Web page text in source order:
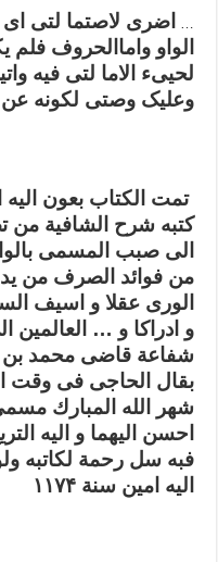
…
اضری لاصتما لتی
الواو واماالحروف فلم
لحيیء الاما لتی فيه
وعليک وصتی لکونه عن
تمت الكتاب بعون
كتبه شرح الشافية من
الى صبب المسمى
من فوائد الصرف من
الورى عقلا و اسيف
و ادراكا و … العالمين
شفاعة قاضى محمد بن
بقال الحاجى فى وقت
شهر الله المبارك
احسن اليهما و اليه
فبه سل رحمة لكاتبه
اليه امين سنة ۱۱۷۴